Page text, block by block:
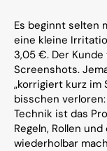
Es beginnt selten
eine kleine
3,05 €. Der
Screenshots.
„korrigiert kurz im
bisschen
Technik ist das
Regeln, Rollen
wiederholbar